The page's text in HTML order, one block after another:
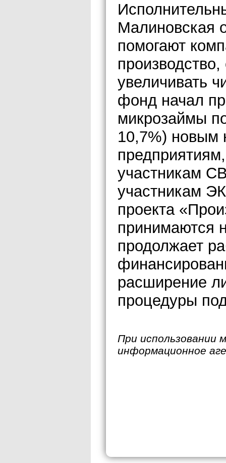
Малиновская
помогают
увеличивать
фонд начал
микрозаймы
10,7%) новым
участникам
участникам
проекта
принимаются
продолжает
расширение
процедуры
При использовании
информационное